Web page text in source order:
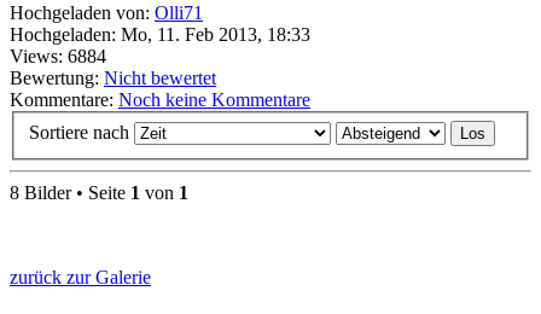
Hochgeladen von: Olli71
Hochgeladen: Mo, 11. Feb 2013, 18:33
Views: 6884
Bewertung: Nicht bewertet
Kommentare: Noch keine Kommentare
Sortiere nach
8 Bilder • Seite 1 von 1
zurück zur Galerie